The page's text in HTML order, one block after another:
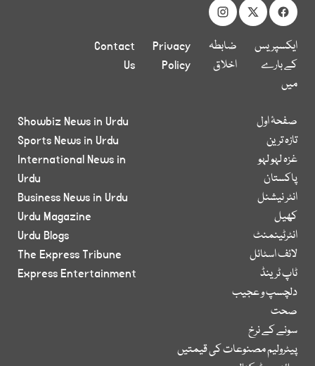
ایکسپریس
کے بارے
میں
ضابطہ
اخلاق
Privacy
Policy
Contact
Us
صفحۂ اول
تازہ ترین
غزہ لہو لہو
پاکستان
انٹر نیشنل
کھیل
انٹرٹینمنٹ
لائف اسٹائل
ٹاپ ٹرینڈ
دلچسپ و عجیب
صحت
سونے کے نرخ
پیٹرولیم مصنوعات کی قیمتیں
Showbiz News in Urdu
Sports News in Urdu
International News in
Urdu
Business News in Urdu
Urdu Magazine
Urdu Blogs
The Express Tribune
Express Entertainment